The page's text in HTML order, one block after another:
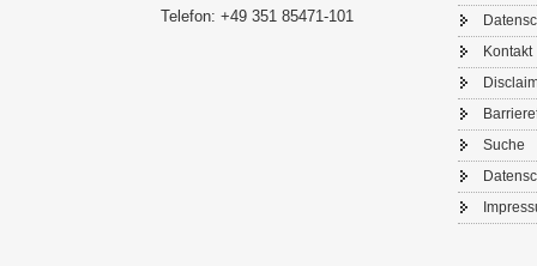
Mit
Tipps
Telefon: +49 351 85471-101
Kontakt
Suche